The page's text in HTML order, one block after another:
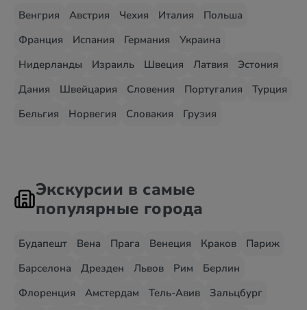
Венгрия Австрия Чехия Италия
Польша
Франция
Испания Германия
Украина
Нидерланды
Израиль Швеция Латвия
Эстония
Дания
Швейцария Словения Португалия
Турция
Бельгия
Норвегия Словакия Грузия
Экскурсии в самые
популярные города
Будапешт Вена Прага Венеция Краков
Париж
Барселона
Дрезден Львов Рим
Берлин
Флоренция
Амстердам Тель-Авив
Зальцбург